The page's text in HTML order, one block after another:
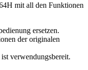
mit all den Funktionen
ersetzen.
der originalen
verwendungsbereit.